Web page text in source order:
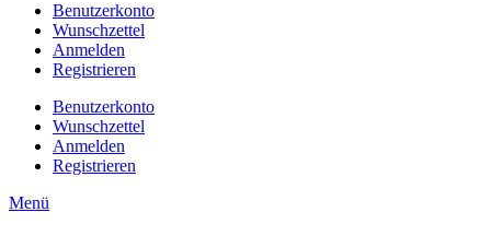
Benutzerkonto
Wunschzettel
Anmelden
Registrieren
Benutzerkonto
Wunschzettel
Anmelden
Registrieren
Menü